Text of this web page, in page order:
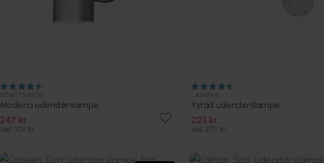
Modena udendørslampe
247 kr.
Vejl. 309 kr.
Ystad udendørslampe
223 kr.
Vejl. 279 kr.